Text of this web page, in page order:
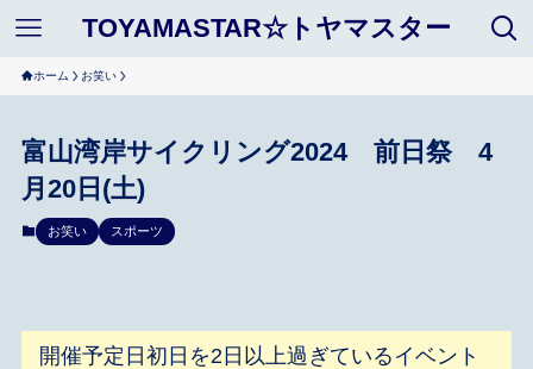
TOYAMASTAR☆トヤマスター
ホーム お笑い
富山湾岸サイクリング2024 前日祭 4
月20日(土)
お笑い スポーツ
開催予定日初日を2日以上過ぎているイベント